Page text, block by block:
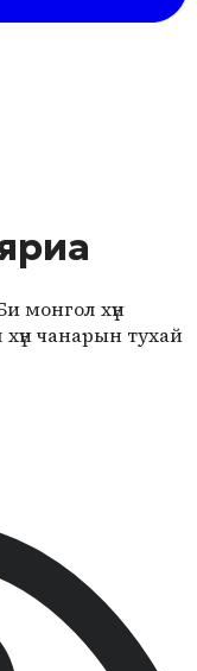
монгол хүн
чанарын тухай